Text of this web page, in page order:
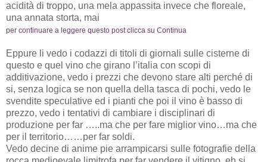
acidità di troppo, una mela appassita invece che floreale,
una annata storta, mai
per continuare a leggere questo post clicca su Continua
Eppure li vedo i codazzi di titoli di giornali sulle cisterne di
questo e quel vino che girano l’italia con scopi di
additivazione, vedo i prezzi che devono stare alti perché di
si, senza logica se non quella della tasca di pochi, vedo le
svendite speculative ed i pianti che poi il vino è basso di
prezzo, vedo i tentativi di cambiare i disciplinari di
produzione per far …..ma che per fare miglior vino…ma che
per il territorio……per far soldi.
Vedo decine di anime pie arrampicarsi sulle fotografie della